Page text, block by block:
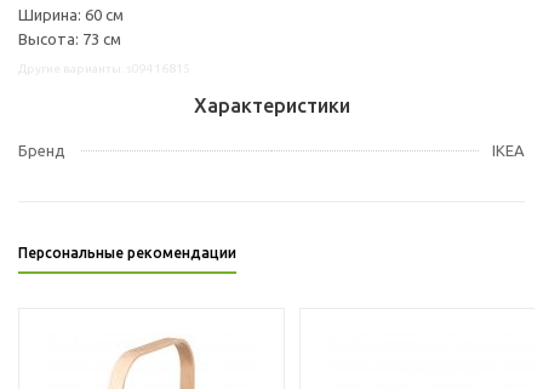
Ширина: 60 см
Высота: 73 см
Характеристики
Бренд IKEA
Персональные рекомендации